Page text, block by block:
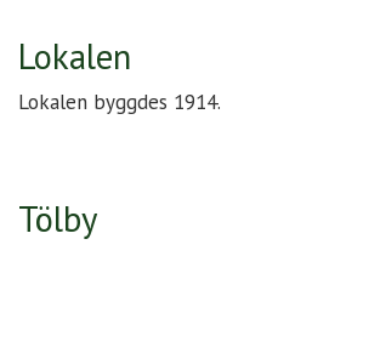
Lokalen
Lokalen byggdes 1914.
Tölby